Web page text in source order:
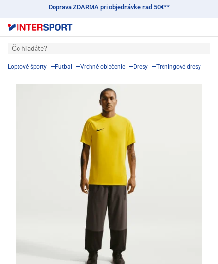
Doprava ZDARMA pri objednávke nad 50€**
Čo hľadáte?
Loptové športy Futbal Vrchné oblečenie Dresy Tréningové dresy